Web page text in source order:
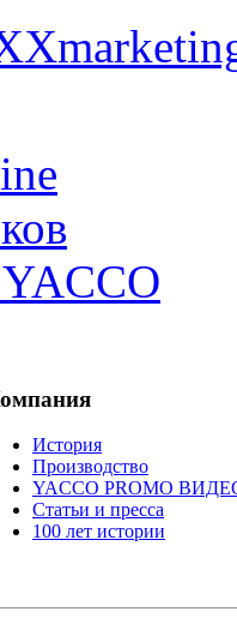
История
Производство
YACCO PROMO
Статьи и пресса
100 лет истории